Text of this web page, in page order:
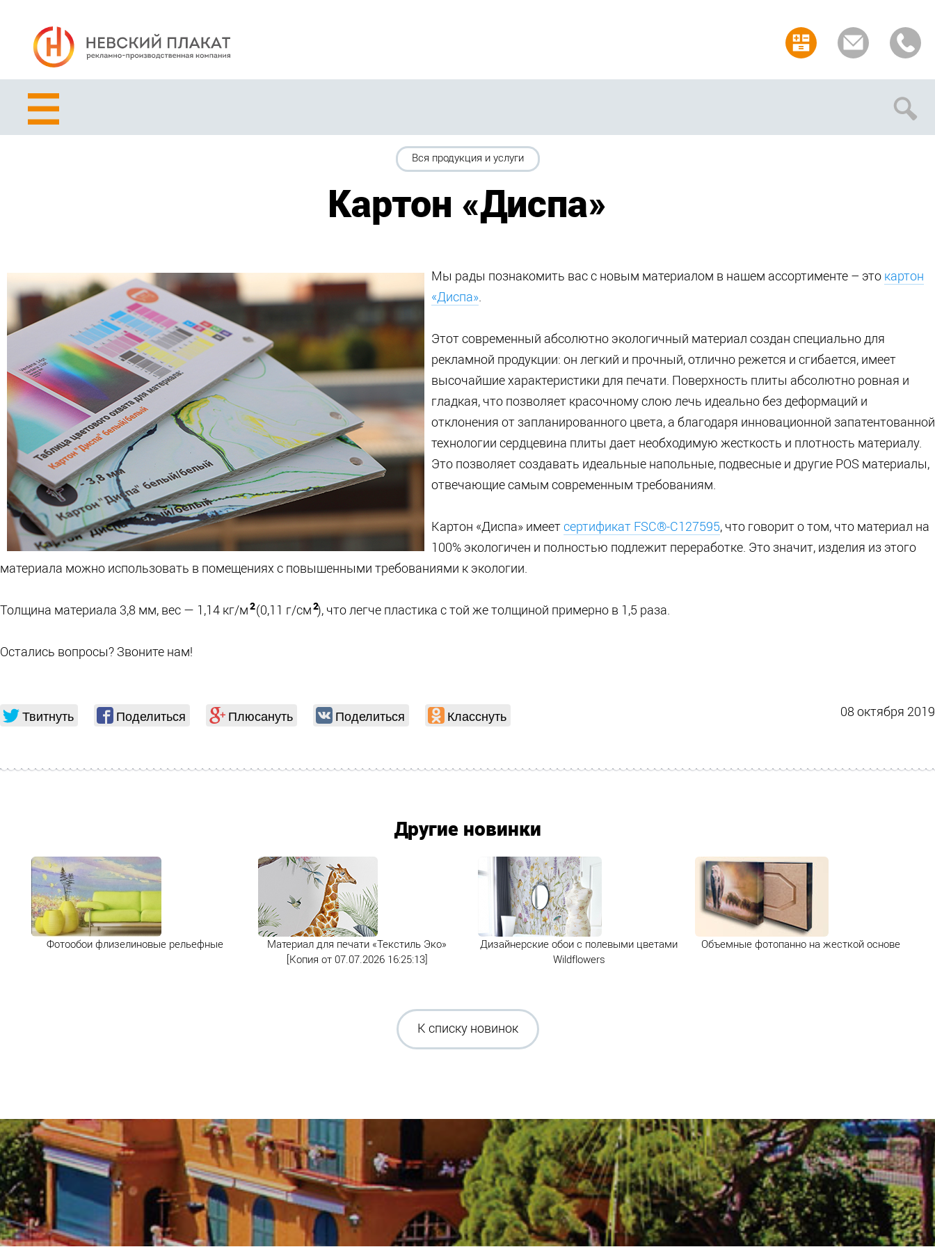
Отмена
Вся продукция и услуги
Картон «Диспа»
Мы рады познакомить вас с новым материалом в нашем ассортименте – это картон
«Диспа».
Этот современный абсолютно экологичный материал создан специально для
рекламной продукции: он легкий и прочный, отлично режется и сгибается, имеет
высочайшие характеристики для печати. Поверхность плиты абсолютно ровная и
гладкая, что позволяет красочному слою лечь идеально без деформаций и
отклонения от запланированного цвета, а благодаря инновационной запатентованной
технологии сердцевина плиты дает необходимую жесткость и плотность материалу.
Это позволяет создавать идеальные напольные, подвесные и другие POS материалы,
отвечающие самым современным требованиям.
Картон «Диспа» имеетсертификат FSC®-C127595, что говорит о том, что материал на
100% экологичен и полностью подлежит переработке. Это значит, изделия из этого
материала можно использовать в помещениях с повышенными требованиями к экологии.
Толщина материала 3,8 мм, вес — 1,14 кг/м2(0,11 г/см2), что легче пластика с той же толщиной примерно в 1,5 раза.
Остались вопросы? Звоните нам!
Твитнуть Поделиться Плюсануть Поделиться Класснуть 08 октября 2019
Другие новинки
Фотообои флизелиновые рельефные
Материал для печати «Текстиль Эко»
[Копия от 07.07.2026 16:25:13]
Дизайнерские обои с полевыми цветами
Wildflowers
Объемные фотопанно на жесткой основе
К списку новинок